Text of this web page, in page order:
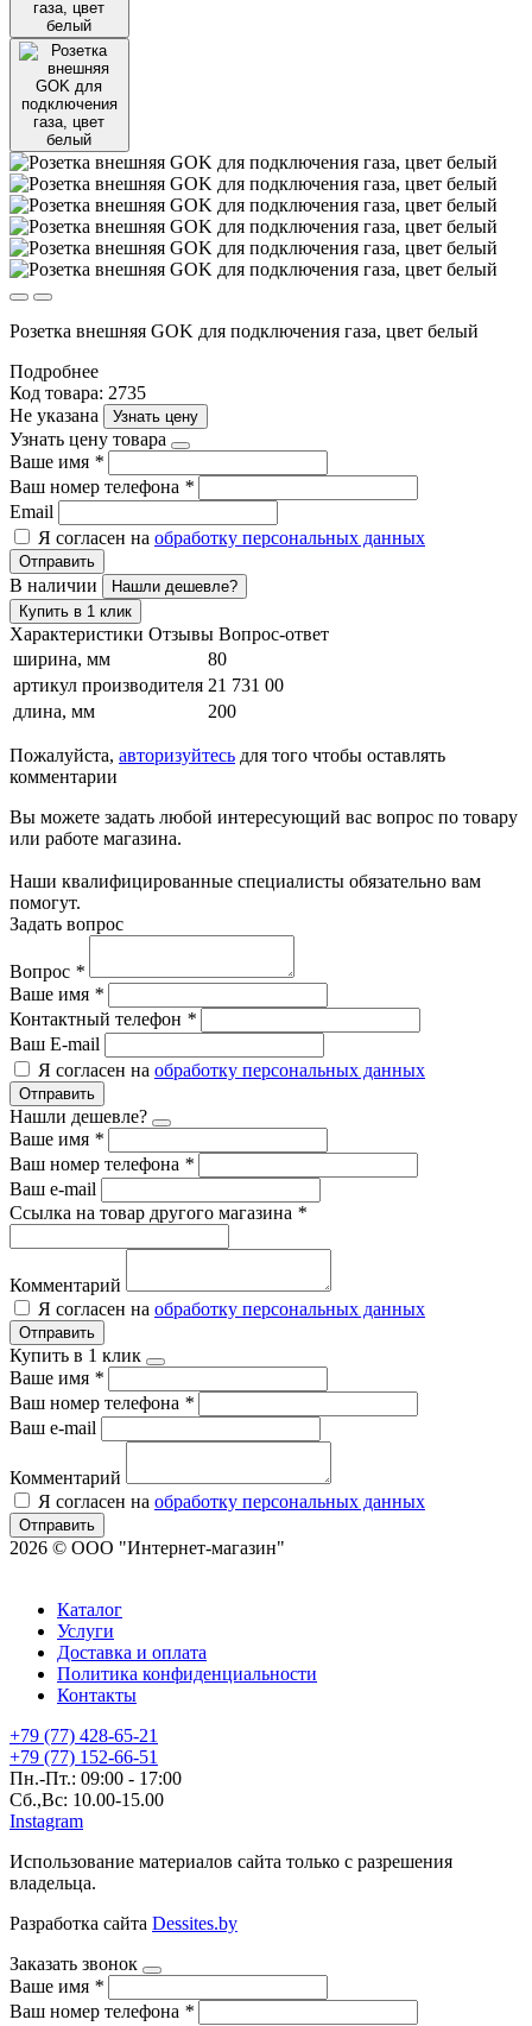
Розетка внешняя GOK для подключения газа, цвет белый
Подробнее
Код товара: 2735
Не указана
Узнать цену
Узнать цену товара
Ваше имя *
Ваш номер телефона *
Email
Я согласен на обработку персональных данных
Отправить
В наличии
Нашли дешевле?
Купить в 1 клик
Характеристики Отзывы Вопрос-ответ
ширина, мм
80
артикул производителя 21 731 00
длина, мм
200
Пожалуйста, авторизуйтесь для того чтобы оставлять
комментарии
Вы можете задать любой интересующий вас вопрос по товару
или работе магазина.
Наши квалифицированные специалисты обязательно вам
помогут.
Задать вопрос
Вопрос *
Ваше имя *
Контактный телефон *
Ваш E-mail
Я согласен на обработку персональных данных
Отправить
Нашли дешевле?
Ваше имя *
Ваш номер телефона *
Ваш e-mail
Ссылка на товар другого магазина *
Комментарий
Я согласен на обработку персональных данных
Отправить
Купить в 1 клик
Ваше имя *
Ваш номер телефона *
Ваш e-mail
Комментарий
Я согласен на обработку персональных данных
Отправить
2026 © ООО "Интернет-магазин"
Каталог
Услуги
Доставка и оплата
Политика конфиденциальности
Контакты
+79 (77) 428-65-21
+79 (77) 152-66-51
Пн.-Пт.: 09:00 - 17:00
Сб.,Вс: 10.00-15.00
Instagram
Использование материалов сайта только с разрешения
владельца.
Разработка сайта Dessites.by
Заказать звонок
Ваше имя *
Ваш номер телефона *